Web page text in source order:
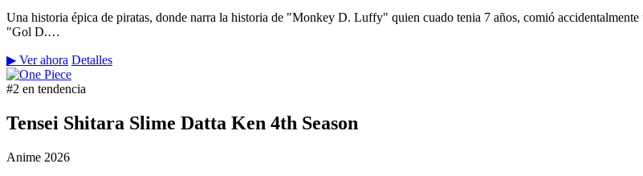
Una historia épica de piratas, donde narra la historia de "Monkey D. Luffy" quien cuado tenia 7 años, comió
"Gol D.…
▶ Ver ahora Detalles
#2 en tendencia
Tensei Shitara Slime Datta Ken 4th Season
Anime 2026